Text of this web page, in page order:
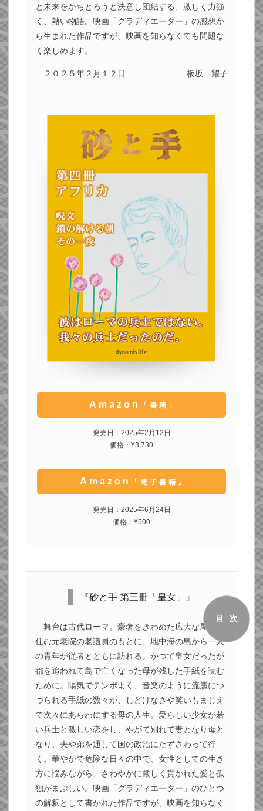
と未来をかちとろうと決意し団結する、激しく力強
く、熱い物語。映画「グラディエーター」の感想か
ら生まれた作品ですが、映画を知らなくても問題な
く楽しめます。
２０２５年２月１２日 板坂 耀子
Amazon 「書籍」
発売日：2025年2月12日
価格：¥3,730
Amazon 「電子書籍」
発売日：2025年6月24日
価格：¥500
『砂と手 第三冊「皇女」』
舞台は古代ローマ。豪奢をきわめた広大な屋敷に
住む元老院の老議員のもとに、地中海の島から一人
の青年が従者とともに訪れる。かつて皇女だったが
都を追われて島で亡くなった母が残した手紙を読む
ために。陽気でテンポよく、音楽のように流麗につ
づられる手紙の数々が、しどけなさや笑いもまじえ
て次々にあらわにする母の人生。愛らしい少女が若
い兵士と激しい恋をし、やがて別れて妻となり母と
なり、夫や弟を通して国の政治にたずさわって行
く。華やかで危険な日々の中で、女性としての生き
方に悩みながら、さわやかに厳しく貫かれた愛と孤
独がまぶしい。映画「グラディエーター」のひとつ
の解釈として書かれた作品ですが、映画を知らなく
目次